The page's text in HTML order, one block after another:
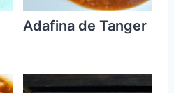
Adafina de Tanger